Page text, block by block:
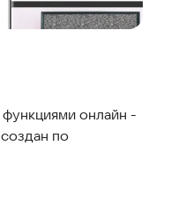
онлайн -
по